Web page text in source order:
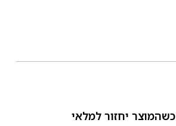
יחזור למלאי